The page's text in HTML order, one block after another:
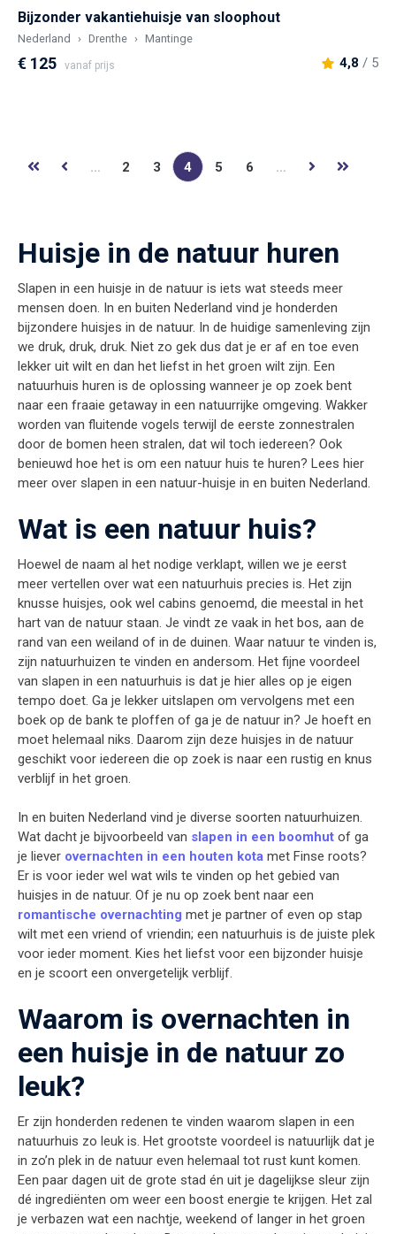
Bijzonder vakantiehuisje van sloophout
Nederland Drenthe Mantinge
€ 125 vanaf prijs 4,8 / 5
… 2 3 4 5 6 …
Huisje in de natuur huren
Slapen in een huisje in de natuur is iets wat steeds meer
mensen doen. In en buiten Nederland vind je honderden
bijzondere huisjes in de natuur. In de huidige samenleving zijn
we druk, druk, druk. Niet zo gek dus dat je er af en toe even
lekker uit wilt en dan het liefst in het groen wilt zijn. Een
natuurhuis huren is de oplossing wanneer je op zoek bent
naar een fraaie getaway in een natuurrijke omgeving. Wakker
worden van fluitende vogels terwijl de eerste zonnestralen
door de bomen heen stralen, dat wil toch iedereen? Ook
benieuwd hoe het is om een natuur huis te huren? Lees hier
meer over slapen in een natuur-huisje in en buiten Nederland.
Wat is een natuur huis?
Hoewel de naam al het nodige verklapt, willen we je eerst
meer vertellen over wat een natuurhuis precies is. Het zijn
knusse huisjes, ook wel cabins genoemd, die meestal in het
hart van de natuur staan. Je vindt ze vaak in het bos, aan de
rand van een weiland of in de duinen. Waar natuur te vinden is,
zijn natuurhuizen te vinden en andersom. Het fijne voordeel
van slapen in een natuurhuis is dat je hier alles op je eigen
tempo doet. Ga je lekker uitslapen om vervolgens met een
boek op de bank te ploffen of ga je de natuur in? Je hoeft en
moet helemaal niks. Daarom zijn deze huisjes in de natuur
geschikt voor iedereen die op zoek is naar een rustig en knus
verblijf in het groen.
In en buiten Nederland vind je diverse soorten natuurhuizen.
Wat dacht je bijvoorbeeld van slapen in een boomhut of ga
je liever overnachten in een houten kota met Finse roots?
Er is voor ieder wel wat wils te vinden op het gebied van
huisjes in de natuur. Of je nu op zoek bent naar een
romantische overnachting met je partner of even op stap
wilt met een vriend of vriendin; een natuurhuis is de juiste plek
voor ieder moment. Kies het liefst voor een bijzonder huisje
en je scoort een onvergetelijk verblijf.
Waarom is overnachten in
een huisje in de natuur zo
leuk?
Er zijn honderden redenen te vinden waarom slapen in een
natuurhuis zo leuk is. Het grootste voordeel is natuurlijk dat je
in zo’n plek in de natuur even helemaal tot rust kunt komen.
Een paar dagen uit de grote stad én uit je dagelijkse sleur zijn
dé ingrediënten om weer een boost energie te krijgen. Het zal
je verbazen wat een nachtje, weekend of langer in het groen